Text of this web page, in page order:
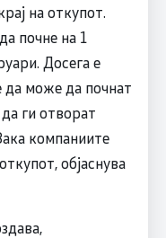
на откупот.
почне на 1
Досега е
може да почнат
ги отворат
компаниите
објаснува